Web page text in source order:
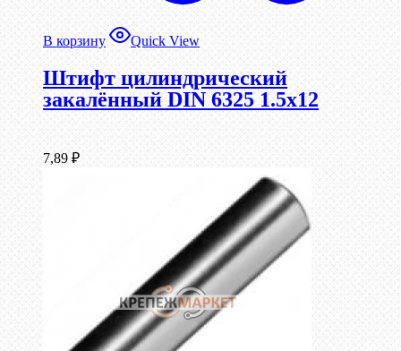
В корзину Quick View
Штифт цилиндрический
закалённый DIN 6325 1.5х12
7,89 ₽